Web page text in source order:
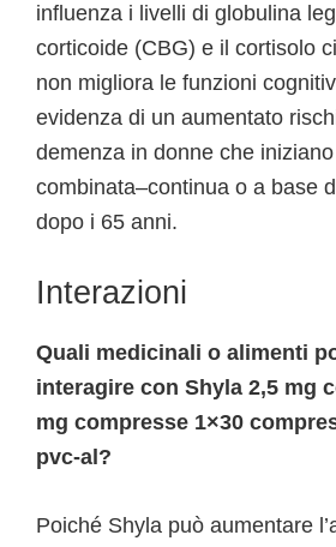
influenza i livelli di globulina
corticoide (CBG) e il cortisolo
non migliora le funzioni
evidenza di un aumentato
demenza in donne che
combinata–continua o a base
dopo i 65 anni.
Interazioni
Quali medicinali o alimenti
interagire con Shyla 2,5 mg
mg compresse 1×30
pvc-al?
Poiché Shyla può aumentare